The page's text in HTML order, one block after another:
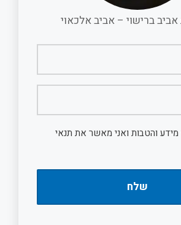
ברישוי – אביב אלכאוי
והטבות ואני מאשר את תנאי